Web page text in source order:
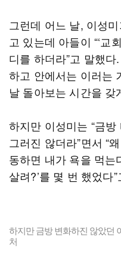
그런데 어느 날, 이성
고 있는데 아들이 “‘교
디를 하더라”고 말했다
하고 안에서는 이러는
날 돌아보는 시간을 갖
하지만 이성미는 “금
그러진 않더라”면서 “
동하면 내가 욕을 먹는
살려?’를 몇 번 했었다
하지만 금방 변화하진 않았던
처